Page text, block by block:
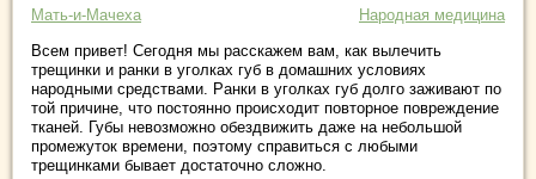
Мать-и-Мачеха
Народная медицина
Всем привет! Сегодня мы расскажем вам, как вылечить
трещинки и ранки в уголках губ в домашних условиях
народными средствами. Ранки в уголках губ долго заживают по
той причине, что постоянно происходит повторное повреждение
тканей. Губы невозможно обездвижить даже на небольшой
промежуток времени, поэтому справиться с любыми
трещинками бывает достаточно сложно.